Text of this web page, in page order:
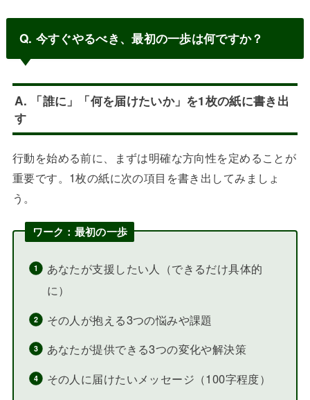
Q. 今すぐやるべき、最初の一歩は何ですか？
A. 「誰に」「何を届けたいか」を1枚の紙に書き出
す
行動を始める前に、まずは明確な方向性を定めることが
重要です。1枚の紙に次の項目を書き出してみましょ
う。
ワーク：最初の一歩
あなたが支援したい人（できるだけ具体的
に）
その人が抱える3つの悩みや課題
あなたが提供できる3つの変化や解決策
その人に届けたいメッセージ（100字程度）